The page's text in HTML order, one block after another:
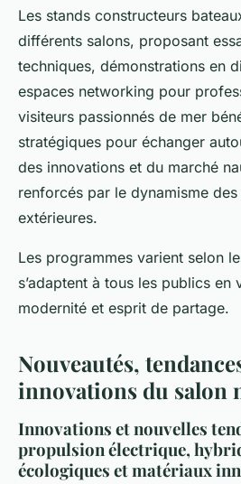
Les stands constructeurs
différents salons, proposant
techniques, démonstrations en
espaces networking pour
visiteurs passionnés de mer
stratégiques pour échanger
des innovations et du marché
renforcés par le dynamisme
extérieures.
Les programmes varient selon
s’adaptent à tous les publics en
modernité et esprit de partage.
Nouveautés,
innovations du salon
Innovations et nouvelles
propulsion électrique,
écologiques et matériaux